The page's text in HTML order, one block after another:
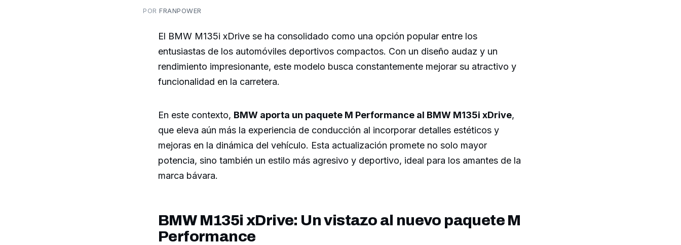
PORFRANPOWER
El BMW M135i xDrive se ha consolidado como una opción popular entre los
entusiastas de los automóviles deportivos compactos. Con un diseño audaz y un
rendimiento impresionante, este modelo busca constantemente mejorar su atractivo y
funcionalidad en la carretera.
En este contexto, BMW aporta un paquete M Performance al BMW M135i xDrive,
que eleva aún más la experiencia de conducción al incorporar detalles estéticos y
mejoras en la dinámica del vehículo. Esta actualización promete no solo mayor
potencia, sino también un estilo más agresivo y deportivo, ideal para los amantes de la
marca bávara.
BMW M135i xDrive: Un vistazo al nuevo paquete M
Performance